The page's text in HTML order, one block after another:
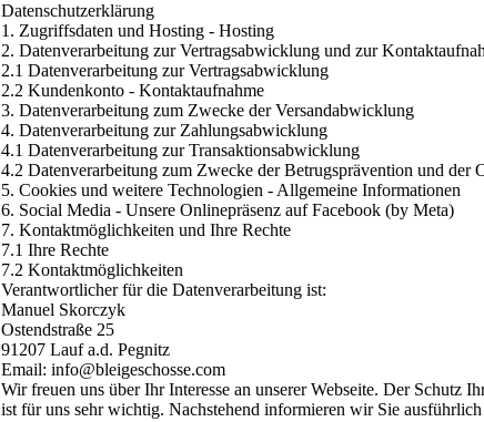
Datenschutzerklärung
1. Zugriffsdaten und Hosting - Hosting
2. Datenverarbeitung zur Vertragsabwicklung und zur
2.1 Datenverarbeitung zur Vertragsabwicklung
2.2 Kundenkonto - Kontaktaufnahme
3. Datenverarbeitung zum Zwecke der Versandabwicklung
4. Datenverarbeitung zur Zahlungsabwicklung
4.1 Datenverarbeitung zur Transaktionsabwicklung
4.2 Datenverarbeitung zum Zwecke der Betrugsprävention und der
5. Cookies und weitere Technologien - Allgemeine Informationen
6. Social Media - Unsere Onlinepräsenz auf Facebook (by Meta)
7. Kontaktmöglichkeiten und Ihre Rechte
7.1 Ihre Rechte
7.2 Kontaktmöglichkeiten
Verantwortlicher für die Datenverarbeitung ist:
Manuel Skorczyk
Ostendstraße 25
91207 Lauf a.d. Pegnitz
Email: info@bleigeschosse.com
Wir freuen uns über Ihr Interesse an unserer Webseite. Der Schutz
ist für uns sehr wichtig. Nachstehend informieren wir Sie